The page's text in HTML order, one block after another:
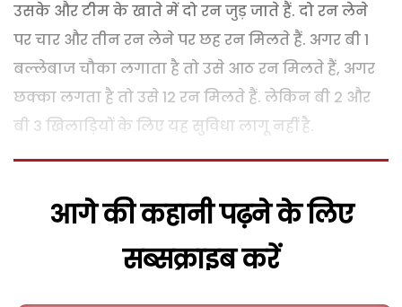
उसके और टीम के खाते में दो रन जुड़ जाते हैं. दो रन लेने
पर चार और तीन रन लेने पर छह रन मिलते हैं. अगर बी 1
बल्लेबाज चौका लगाता है तो उसे आठ रन मिलते हैं, अगर
छक्का लगता है तो उसे 12 रन मिलते हैं. लेकिन बी 2 और
बी 3 खिलाड़ियों के लिए यह सुविधा लागू नहीं है.
आगे की कहानी पढ़ने के लिए
सब्सक्राइब करें